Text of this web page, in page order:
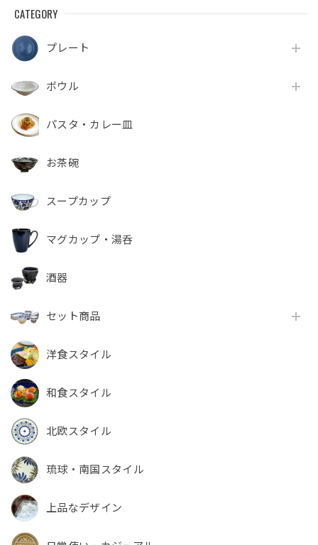
CATEGORY
プレート
ボウル
パスタ・カレー皿
お茶碗
スープカップ
マグカップ・湯呑
酒器
セット商品
洋食スタイル
和食スタイル
北欧スタイル
琉球・南国スタイル
上品なデザイン